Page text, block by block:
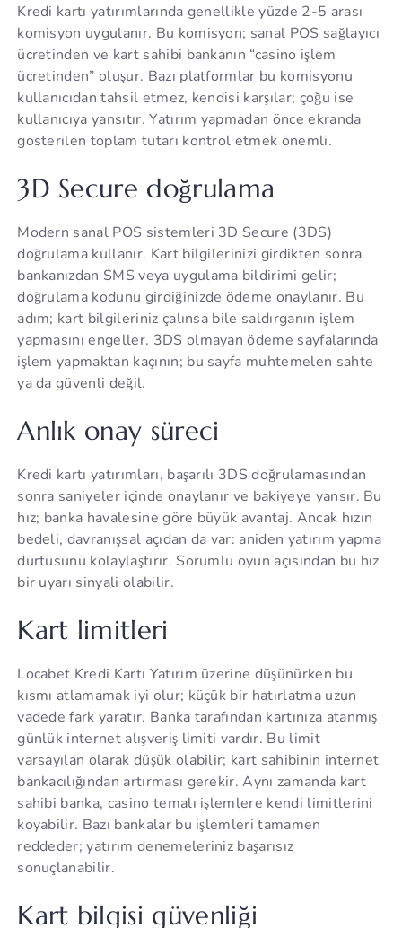
Kredi kartı yatırımlarında genellikle yüzde 2-5 arası
komisyon uygulanır. Bu komisyon; sanal POS sağlayıcı
ücretinden ve kart sahibi bankanın “casino işlem
ücretinden” oluşur. Bazı platformlar bu komisyonu
kullanıcıdan tahsil etmez, kendisi karşılar; çoğu ise
kullanıcıya yansıtır. Yatırım yapmadan önce ekranda
gösterilen toplam tutarı kontrol etmek önemli.
3D Secure doğrulama
Modern sanal POS sistemleri 3D Secure (3DS)
doğrulama kullanır. Kart bilgilerinizi girdikten sonra
bankanızdan SMS veya uygulama bildirimi gelir;
doğrulama kodunu girdiğinizde ödeme onaylanır. Bu
adım; kart bilgileriniz çalınsa bile saldırganın işlem
yapmasını engeller. 3DS olmayan ödeme sayfalarında
işlem yapmaktan kaçının; bu sayfa muhtemelen sahte
ya da güvenli değil.
Anlık onay süreci
Kredi kartı yatırımları, başarılı 3DS doğrulamasından
sonra saniyeler içinde onaylanır ve bakiyeye yansır. Bu
hız; banka havalesine göre büyük avantaj. Ancak hızın
bedeli, davranışsal açıdan da var: aniden yatırım yapma
dürtüsünü kolaylaştırır. Sorumlu oyun açısından bu hız
bir uyarı sinyali olabilir.
Kart limitleri
Locabet Kredi Kartı Yatırım üzerine düşünürken bu
kısmı atlamamak iyi olur; küçük bir hatırlatma uzun
vadede fark yaratır. Banka tarafından kartınıza atanmış
günlük internet alışveriş limiti vardır. Bu limit
varsayılan olarak düşük olabilir; kart sahibinin internet
bankacılığından artırması gerekir. Aynı zamanda kart
sahibi banka, casino temalı işlemlere kendi limitlerini
koyabilir. Bazı bankalar bu işlemleri tamamen
reddeder; yatırım denemeleriniz başarısız
sonuçlanabilir.
Kart bilgisi güvenliği